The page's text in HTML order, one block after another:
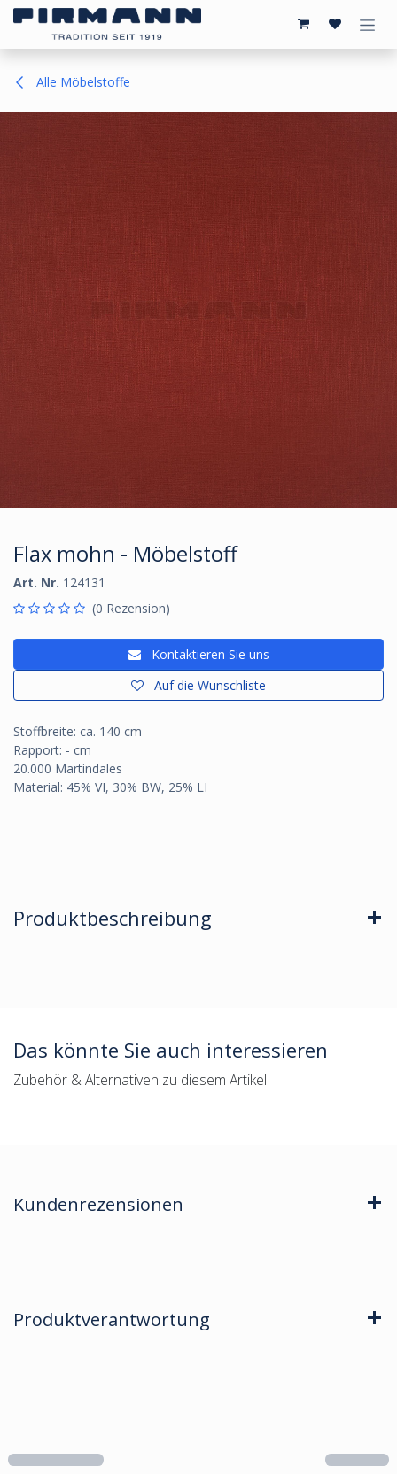
Zum Inhalt springen
Alle Möbelstoffe
Flax mohn - Möbelstoff
Art. Nr. 124131
(0 Rezension)
Kontaktieren Sie uns
Auf die Wunschliste
Stoffbreite: ca. 140 cm
Rapport: - cm
20.000 Martindales
Material: 45% VI, 30% BW, 25% LI
Produktbeschreibung
Das könnte Sie auch interessieren
Zubehör & Alternativen zu diesem Artikel
Kundenrezensionen
Produktverantwortung